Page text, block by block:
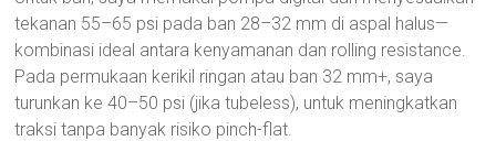
tekanan 55–65 psi pada ban 28–32 mm di aspal halus—
kombinasi ideal antara kenyamanan dan rolling resistance.
Pada permukaan kerikil ringan atau ban 32 mm+, saya
turunkan ke 40–50 psi (jika tubeless), untuk meningkatkan
traksi tanpa banyak risiko pinch-flat.